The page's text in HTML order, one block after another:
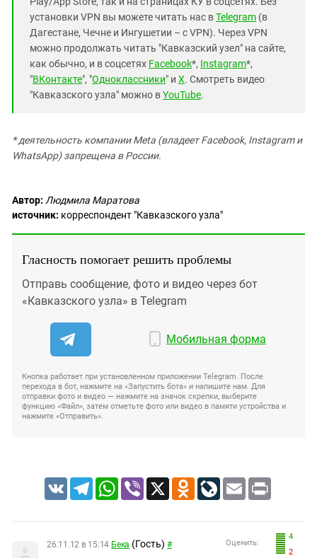
установки VPN вы можете читать нас вTelegram (в
Дагестане, Чечне и Ингушетии – с VPN). Через VPN
можно продолжать читать "Кавказский узел" на сайте,
как обычно, и в соцсетях Facebook*, Instagram*,
"ВКонтакте", "Одноклассники" и X. Смотреть видео
"Кавказского узла" можно вYouTube.
* деятельность компании Meta (владеет Facebook, Instagram и
WhatsApp) запрещена в России.
Автор: Людмила Маратова
источник: корреспондент "Кавказского узла"
Гласность помогает решить проблемы
Отправь сообщение, фото и видео через бот
«Кавказского узла» в Telegram
Мобильная форма
Кнопка работает при установленном приложении Telegram. После
перехода в бот, нажмите на «Запустить бота» и напишите нам. Для
отправки фото и видео — нажмите на значок скрепки, выберите
функцию «Файл», затем отметьте фото или видео в памяти устройства и
нажмите «Отправить».
VK TelegramWhatsApp
Viber X Odnoklassniki
LiveJournal
Email Print
4
2
Оценить:
26.11.12 в 15:14 Бека (Гость) #